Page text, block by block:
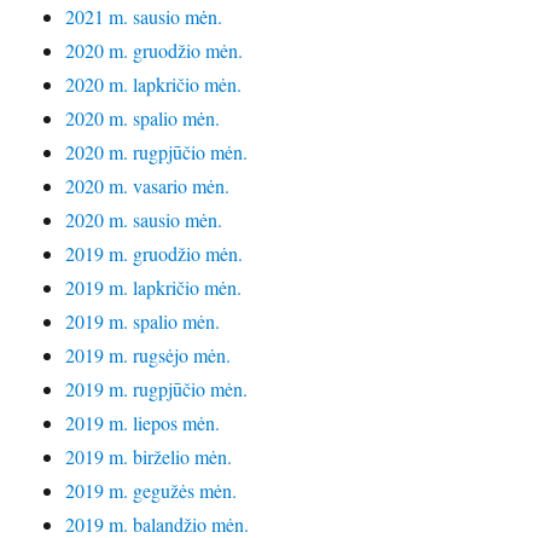
2021 m. sausio mėn.
2020 m. gruodžio mėn.
2020 m. lapkričio mėn.
2020 m. spalio mėn.
2020 m. rugpjūčio mėn.
2020 m. vasario mėn.
2020 m. sausio mėn.
2019 m. gruodžio mėn.
2019 m. lapkričio mėn.
2019 m. spalio mėn.
2019 m. rugsėjo mėn.
2019 m. rugpjūčio mėn.
2019 m. liepos mėn.
2019 m. birželio mėn.
2019 m. gegužės mėn.
2019 m. balandžio mėn.